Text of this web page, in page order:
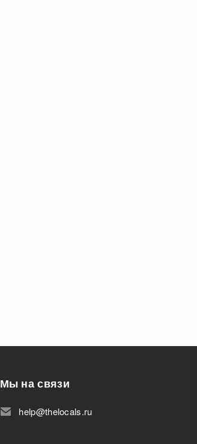
Мы на связи
help@thelocals.ru